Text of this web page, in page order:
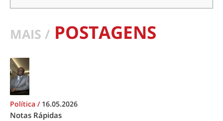
MAIS / POSTAGENS
Política / 16.05.2026
Notas Rápidas